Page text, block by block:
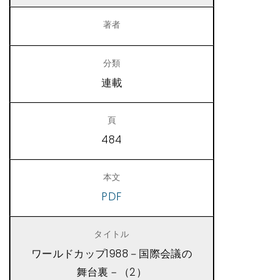
連載
484
PDF
ワールドカップ1988－国際会議の
舞台裏－（2）